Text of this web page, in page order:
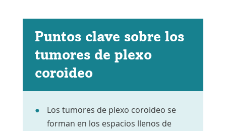
Puntos clave sobre los
tumores de plexo
coroideo
Los tumores de plexo coroideo se
forman en los espacios llenos de